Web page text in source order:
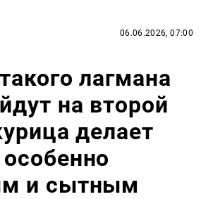
06.06.2026, 07:00
лагмана
на второй
делает
и сытным